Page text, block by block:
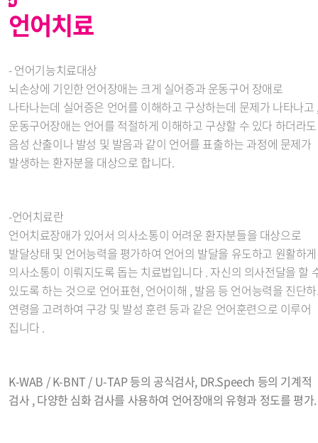
언어치료
- 언어기능치료대상
뇌손상에 기인한 언어장애는 크게 실어증과 운동구어 장애로
나타나는데 실어증은 언어를 이해하고 구상하는데 문제가 나타나고
운동구어장애는 언어를 적절하게 이해하고 구상할 수 있다 하더라도
음성 산출이나 발성 및 발음과 같이 언어를 표출하는 과정에 문제가
발생하는 환자분을 대상으로 합니다.
-언어치료란
언어치료장애가 있어서 의사소통이 어려운 환자분들을 대상으로
발달상태 및 언어능력을 평가하여 언어의 발달을 유도하고 원활하게
의사소통이 이뤄지도록 돕는 치료법입니다 . 자신의 의사전달을 할
있도록 하는 것으로 언어표현, 언어이해 , 발음 등 언어능력을 진단
연령을 고려하여 구강 및 발성 훈련 등과 같은 언어훈련으로 이루어
집니다 .
K-WAB / K-BNT / U-TAP 등의 공식검사, DR.Speech 등의 기계적
검사 , 다양한 심화 검사를 사용하여 언어장애의 유형과 정도를 평가.